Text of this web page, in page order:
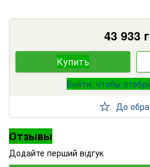
43 933
Купить
Войти, чтобы
До
Отзывы
Додайте перший відгук